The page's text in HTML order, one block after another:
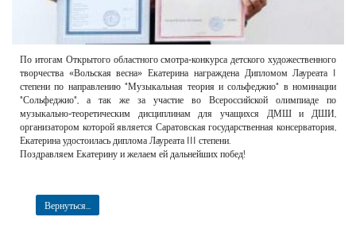
По итогам Открытого областного смотра-конкурса детского художественного
творчества «Вольская весна» Екатерина награждена Дипломом Лауреата I
степени по направлению "Музыкальная теория и сольфеджио" в номинации
"Сольфеджио", а так же за участие во Всероссийской олимпиаде по
музыкально-теоретическим дисциплинам для учащихся ДМШ и ДШИ,
организатором которой является Саратовская государственная консерватория,
Екатерина удостоилась диплома Лауреата III степени.
Поздравляем Екатерину и желаем ей дальнейших побед!
Вернуться...